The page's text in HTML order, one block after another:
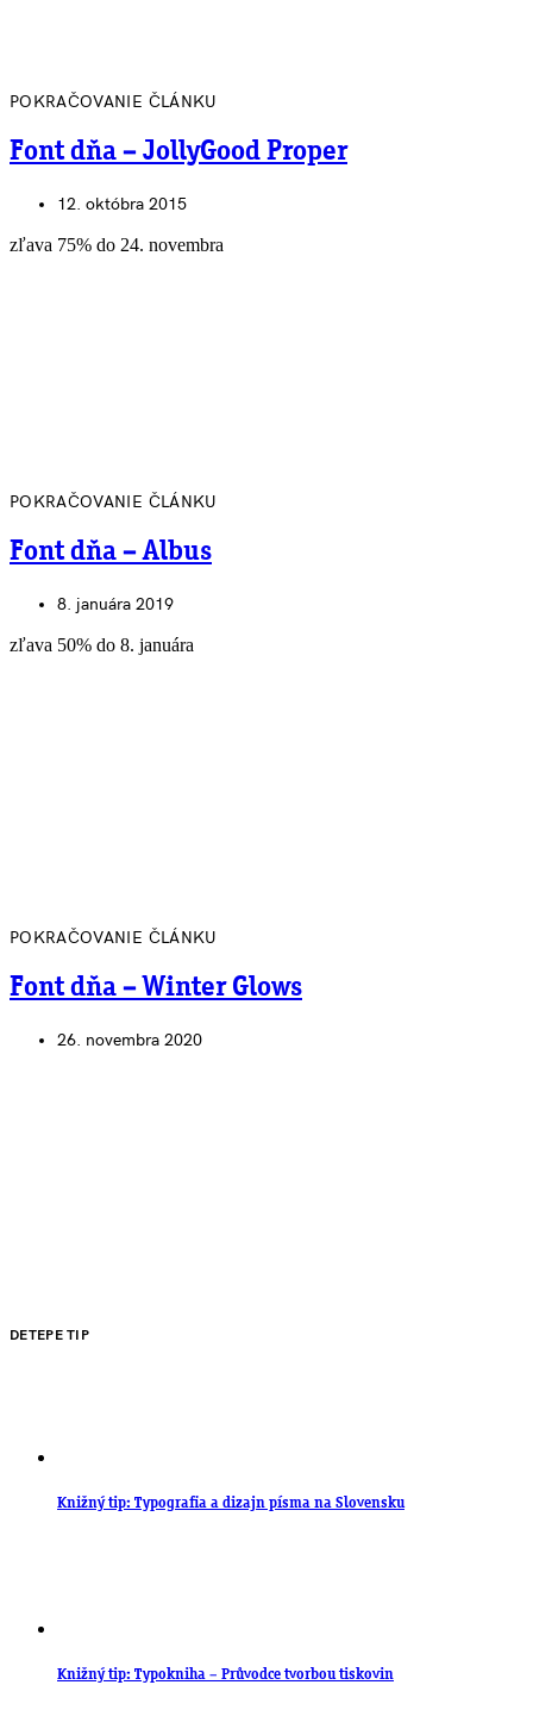
POKRAČOVANIE ČLÁNKU
Font dňa – JollyGood Proper
12. októbra 2015
zľava 75% do 24. novembra
POKRAČOVANIE ČLÁNKU
Font dňa – Albus
8. januára 2019
zľava 50% do 8. januára
POKRAČOVANIE ČLÁNKU
Font dňa – Winter Glows
26. novembra 2020
DETEPE TIP
Knižný tip: Typografia a dizajn písma na Slovensku
Knižný tip: Typokniha – Průvodce tvorbou tiskovin